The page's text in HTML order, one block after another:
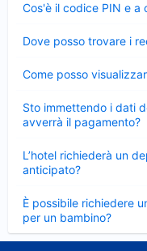
Cos'è il codice PIN e a
chiuso
Dove posso trovare i
chiuso
Come posso
chiuso
Sto immettendo i dati
avverrà il pagamento?
chiuso
L’hotel richiederà un
anticipato?
chiuso
È possibile richiedere
per un bambino?
Elemento
chiuso